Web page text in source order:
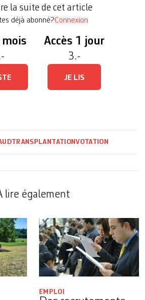
la suite de cet article
déjà abonné?Connexion
mois Accès 1 jour
3.-
JE LIS
TRANSPLANTATIONVOTATION
lire également
EMPLOI